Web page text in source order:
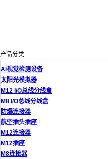
产品分类
AI视觉检测设备
太阳光模拟器
M12 I/O总线分线盒
M8 I/O总线分线盒
防爆连接器
航空插头插座
M12连接器
M12插座
M8连接器